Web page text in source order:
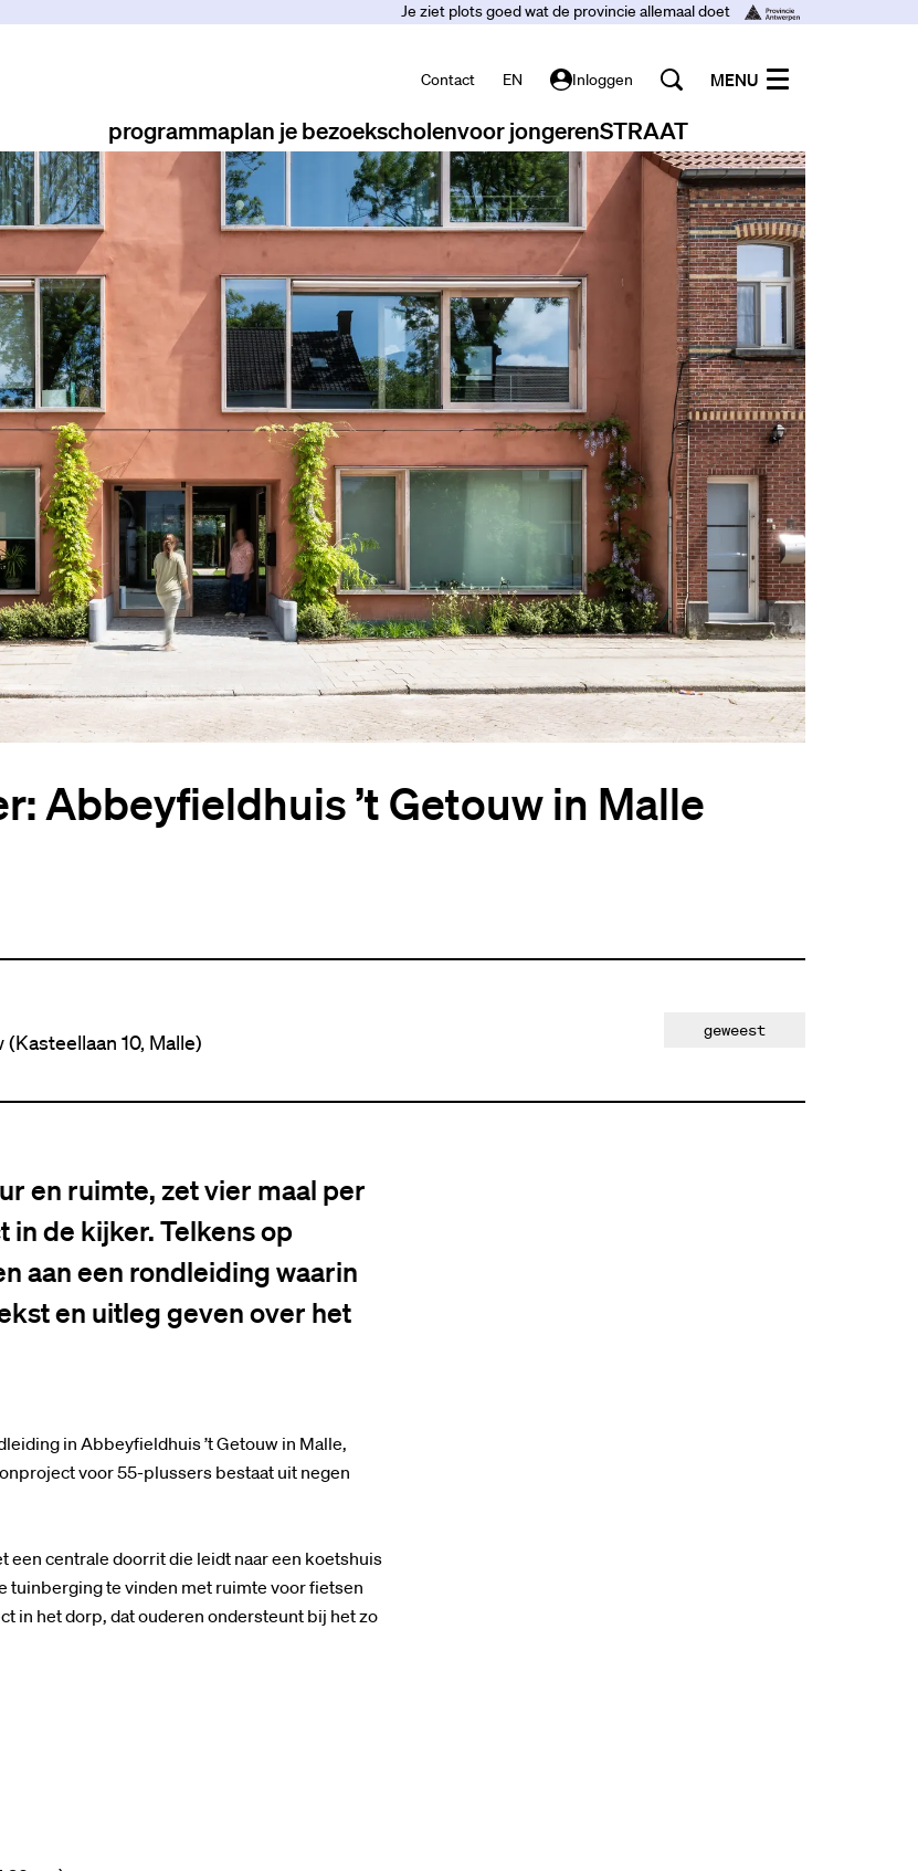
Je ziet plots goed wat de provincie allemaal doet
Contact EN Inloggen
programmaplan je bezoekscholenvoor jongerenSTRAAT
MENU
Abbeyfieldhuis ’t Getouw in Malle
10, Malle)
geweest
en ruimte, zet vier maal per
de kijker. Telkens op
aan een rondleiding waarin
en uitleg geven over het
in Abbeyfieldhuis ’t Getouw in Malle,
voor 55-plussers bestaat uit negen
centrale doorrit die leidt naar een koetshuis
tuinberging te vinden met ruimte voor fietsen
in het dorp, dat ouderen ondersteunt bij het zo